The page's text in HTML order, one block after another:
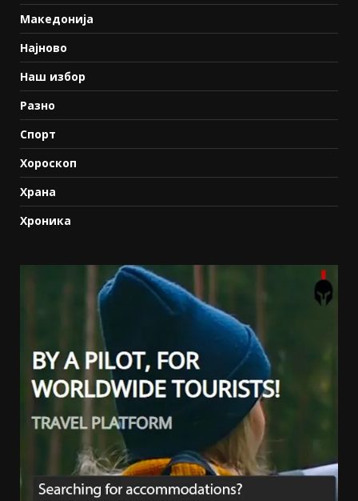
Македонија
Најново
Наш избор
Разно
Спорт
Хороскоп
Храна
Хроника